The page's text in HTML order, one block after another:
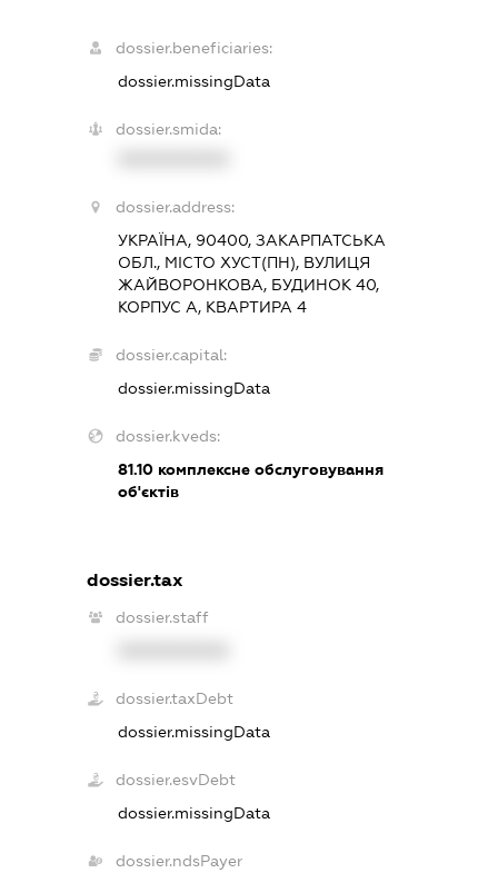
dossier.beneficiaries:
dossier.missingData
dossier.smida:
dossier.address:
УКРАЇНА, 90400, ЗАКАРПАТСЬКА
ОБЛ., МІСТО ХУСТ(ПН), ВУЛИЦЯ
ЖАЙВОРОНКОВА, БУДИНОК 40,
КОРПУС А, КВАРТИРА 4
dossier.capital:
dossier.missingData
dossier.kveds:
81.10комплексне обслуговування
об'єктів
dossier.tax
dossier.staff
dossier.taxDebt
dossier.missingData
dossier.esvDebt
dossier.missingData
dossier.ndsPayer